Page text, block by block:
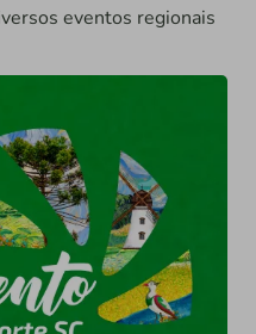
eventos regionais